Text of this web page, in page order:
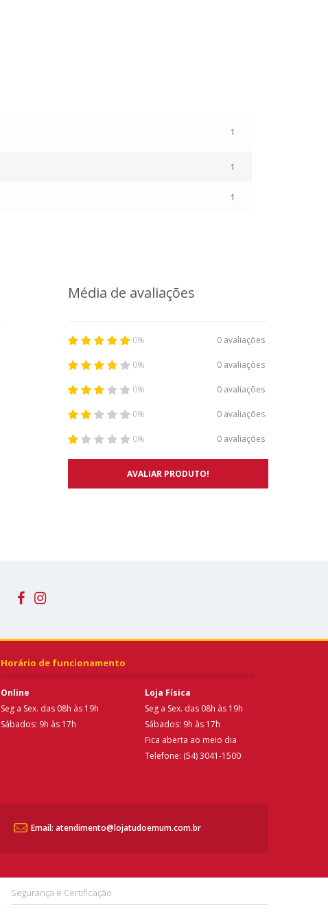
1
1
1
Média de avaliações
0% 0 avaliações
0% 0 avaliações
0% 0 avaliações
0% 0 avaliações
0% 0 avaliações
AVALIAR PRODUTO!
Horário de funcionamento
Online
Seg a Sex. das 08h às 19h
Sábados: 9h às 17h
Loja Física
Seg a Sex. das 08h às 19h
Sábados: 9h às 17h
Fica aberta ao meio dia
Telefone: (54) 3041-1500
Email: atendimento@lojatudoemum.com.br
Segurança e Certificação